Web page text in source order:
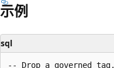
示例
sql
-- Drop a governed tag.